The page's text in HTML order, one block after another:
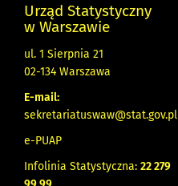
Urząd Statystyczny
w Warszawie
ul. 1 Sierpnia 21
02-134 Warszawa
E-mail:
sekretariatuswaw@stat.gov.pl
e-PUAP
Infolinia Statystyczna: 22 279